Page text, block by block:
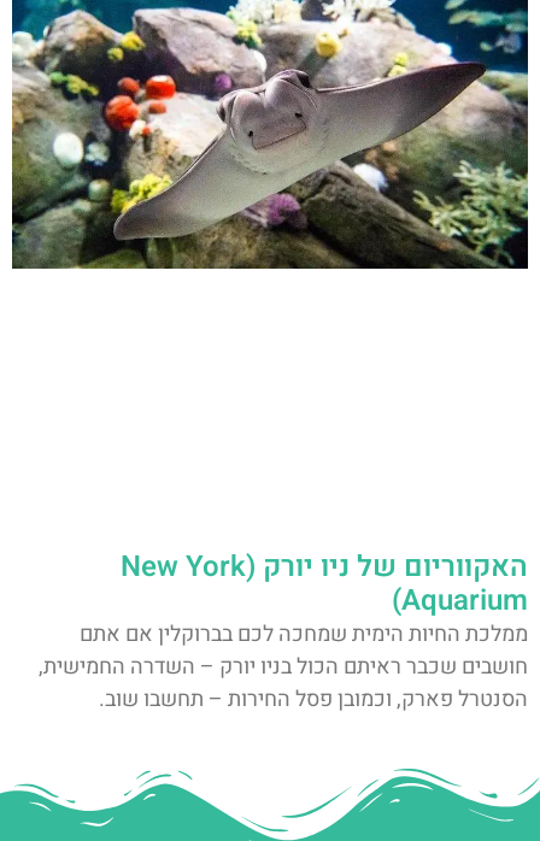
האקווריום של ניו יורק (New York
Aquarium)
ממלכת החיות הימית שמחכה לכם בברוקלין אם אתם
חושבים שכבר ראיתם הכול בניו יורק – השדרה החמישית,
הסנטרל פארק, וכמובן פסל החירות – תחשבו שוב.